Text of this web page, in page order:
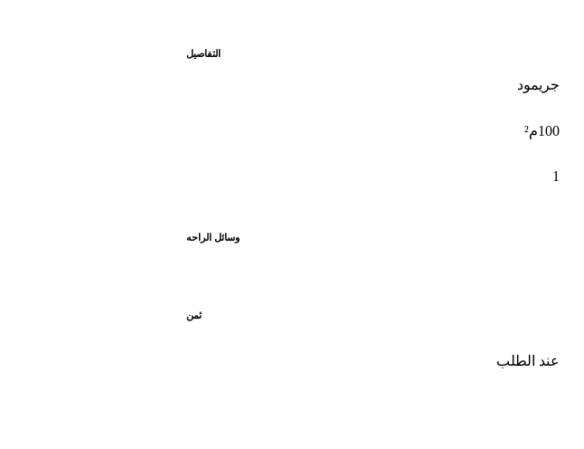
التفاصيل
جريمود
100م²
1
وسائل الراحه
ثمن
عند الطلب